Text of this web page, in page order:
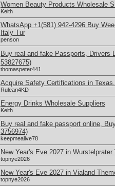
Women Beauty Products Wholesale
Keith
WhatsApp +1(581) 942-4296 Buy
Italy Tur
penson
Buy real and fake Passports, Drivers
53827675)
thomaspeter441
Acquire Safety Certifications in
Rulean4KD
Energy Drinks Wholesale Suppliers
Keith
Buy real and fake passport online,
3756974)
keepmealive78
New Year's Eve 2027 in
topnye2026
New Year's Eve 2027 in Vialand
topnye2026